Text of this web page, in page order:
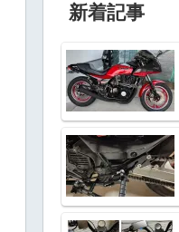
新着記事